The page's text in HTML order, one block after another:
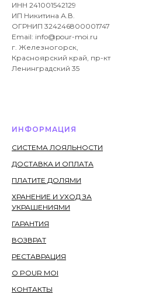
ИНН 241001542129
ИП Никитина А.В.
ОГРНИП 324246800001747
Email: info@pour-moi.ru
г. Железногорск,
Красноярский край, пр-кт
Ленинградский 35
ИНФОРМАЦИЯ
СИСТЕМА ЛОЯЛЬНОСТИ
ДОСТАВКА И ОПЛАТА
ПЛАТИТЕ ДОЛЯМИ
ХРАНЕНИЕ И УХОД ЗА
УКРАШЕНИЯМИ
ГАРАНТИЯ
ВОЗВРАТ
РЕСТАВРАЦИЯ
О POUR MOI
КОНТАКТЫ